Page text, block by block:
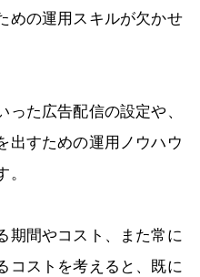
めの運用スキルが欠かせ
った広告配信の設定や、
出すための運用ノウハウ
期間やコスト、また常に
コストを考えると、既に